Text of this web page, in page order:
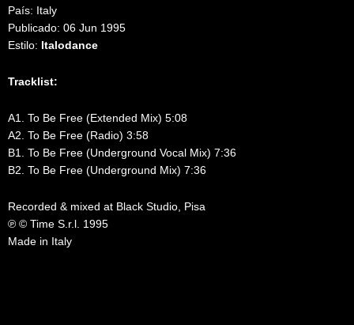
País: Italy
Publicado: 06 Jun 1995
Estilo: Italodance
Tracklist:
A1. To Be Free (Extended Mix) 5:08
A2. To Be Free (Radio) 3:58
B1. To Be Free (Underground Vocal Mix) 7:36
B2. To Be Free (Underground Mix) 7:36
Recorded & mixed at Black Studio, Pisa
℗ © Time S.r.l. 1995
Made in Italy